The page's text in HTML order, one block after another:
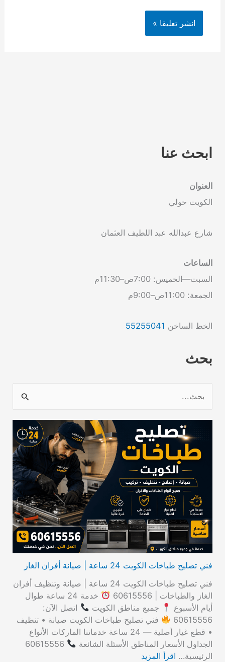
ابحث عنا
العنوان
الكويت حولي
شارع عبدالله عبد اللطيف العثمان
الساعات
السبت—الخميس: 7:00ص–11:30م
الجمعة: 11:00ص–9:00م
الخط الساخن 55255041
بحث
فني تصليح طباخات الكويت 24 ساعة | صيانة أفران الغاز
فني تصليح طباخات الكويت 24 ساعة | صيانة وتنظيف أفران
الغاز والطباخات | 60615556
خدمة 24 ساعة طوال
أيام الأسبوع
جميع مناطق الكويت
اتصل الآن:
60615556
فني تصليح طباخات الكويت صيانة • تنظيف
• قطع غيار أصلية — 24 ساعة خدماتنا الماركات الأنواع
الجداول الأسعار المناطق الأسئلة الشائعة
60615556
الرئيسية… اقرأ المزيد